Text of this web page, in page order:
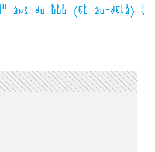
ans du BBB (et au-delà) !